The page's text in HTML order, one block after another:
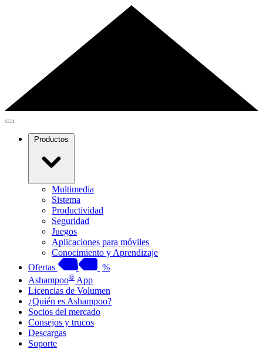
Productos
Multimedia
Sistema
Productividad
Seguridad
Juegos
Aplicaciones para móviles
Conocimiento y Aprendizaje
Ofertas
%
Ashampoo® App
Licencias de Volumen
¿Quién es Ashampoo?
Socios del mercado
Consejos y trucos
Descargas
Soporte